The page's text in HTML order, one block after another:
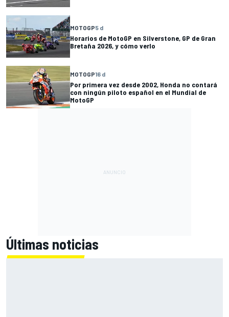
MOTOGP5 d
Horarios de MotoGP en Silverstone, GP de Gran
Bretaña 2026, y cómo verlo
MOTOGP16 d
Por primera vez desde 2002, Honda no contará
con ningún piloto español en el Mundial de
MotoGP
Últimas noticias